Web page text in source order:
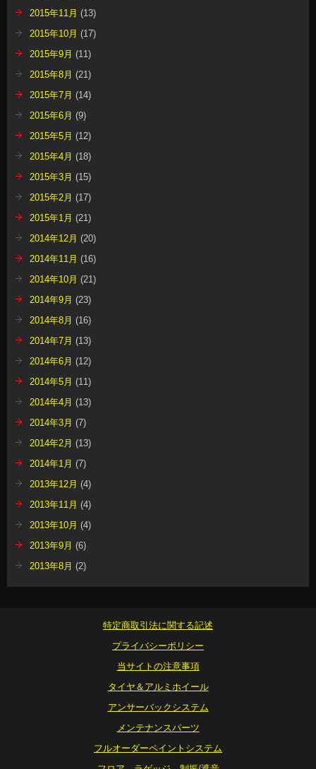
2015年11月 (13)
2015年10月 (17)
2015年9月 (11)
2015年8月 (21)
2015年7月 (14)
2015年6月 (9)
2015年5月 (12)
2015年4月 (18)
2015年3月 (15)
2015年2月 (17)
2015年1月 (21)
2014年12月 (20)
2014年11月 (16)
2014年10月 (21)
2014年9月 (23)
2014年8月 (16)
2014年7月 (13)
2014年6月 (12)
2014年5月 (11)
2014年4月 (13)
2014年3月 (7)
2014年2月 (13)
2014年1月 (7)
2013年12月 (4)
2013年11月 (4)
2013年10月 (4)
2013年9月 (6)
2013年8月 (2)
特定商取引法に関する記述
プライバシーポリシー
当サイトの注意事項
タイヤ＆アルミホイール
アンサーバックシステム
メンテナンスパーツ
フルオーダーペイントシステム